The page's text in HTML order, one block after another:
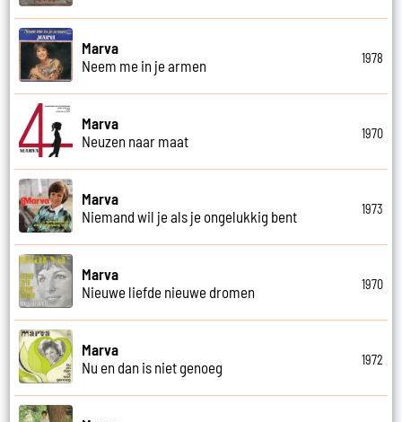
Marva
Neem me in je armen
1978
Marva
Neuzen naar maat
1970
Marva
Niemand wil je als je ongelukkig bent
1973
Marva
Nieuwe liefde nieuwe dromen
1970
Marva
Nu en dan is niet genoeg
1972